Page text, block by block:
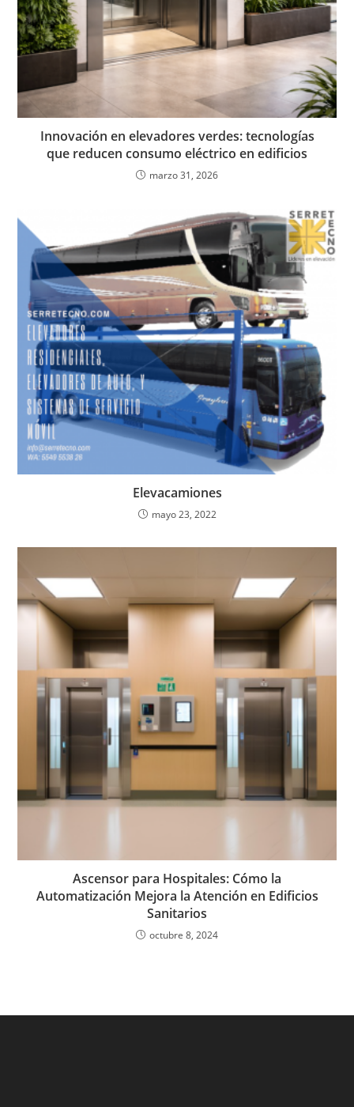
Innovación en elevadores verdes: tecnologías
que reducen consumo eléctrico en edificios
marzo 31, 2026
Elevacamiones
mayo 23, 2022
Ascensor para Hospitales: Cómo la
Automatización Mejora la Atención en Edificios
Sanitarios
octubre 8, 2024